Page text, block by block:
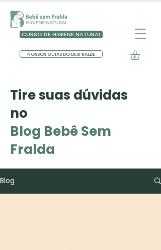
CURSO DE HIGIENE NATURAL
NOSSOS GUIAS DO DESFRALDE
Tire suas dúvidas
no
Blog Bebê Sem
Fralda
Blog